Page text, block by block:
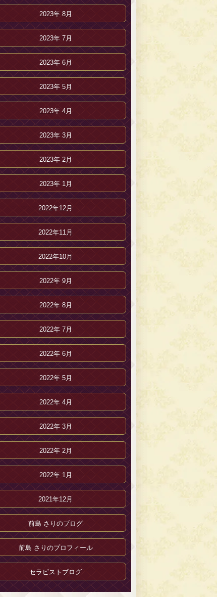
2023年 8月
2023年 7月
2023年 6月
2023年 5月
2023年 4月
2023年 3月
2023年 2月
2023年 1月
2022年12月
2022年11月
2022年10月
2022年 9月
2022年 8月
2022年 7月
2022年 6月
2022年 5月
2022年 4月
2022年 3月
2022年 2月
2022年 1月
2021年12月
前島 さりのブログ
前島 さりのプロフィール
セラピストブログ